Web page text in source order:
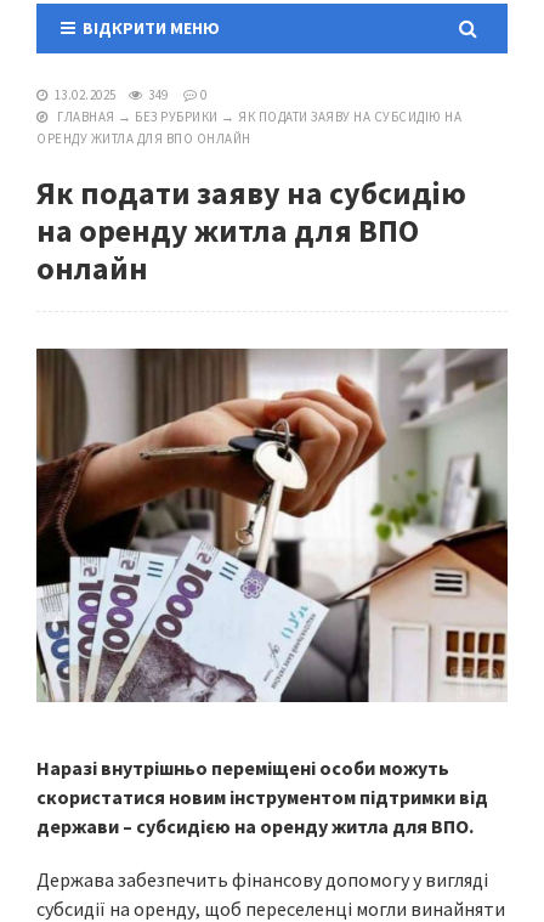
ВІДКРИТИ МЕНЮ
13.02.2025 349
0
ГЛАВНАЯ → БЕЗ РУБРИКИ → ЯК ПОДАТИ ЗАЯВУ НА СУБСИДІЮ НА
ОРЕНДУ ЖИТЛА ДЛЯ ВПО ОНЛАЙН
Як подати заяву на субсидію
на оренду житла для ВПО
онлайн
Наразі внутрішньо переміщені особи можуть
скористатися новим інструментом підтримки від
держави – субсидією на оренду житла для ВПО.
Держава забезпечить фінансову допомогу у вигляді
субсидії на оренду, щоб переселенці могли винайняти